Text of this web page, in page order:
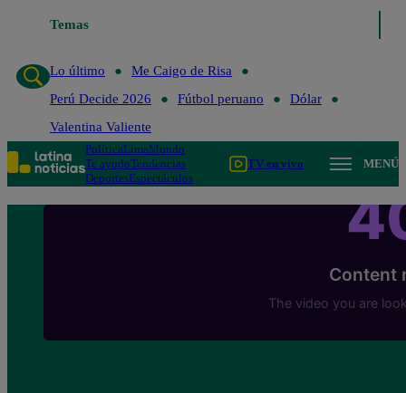
Temas
Lo último
Me Caigo de Risa
Perú Decide 2026
Fútbol peruano
Dólar
Valentina Valiente
PolíticaLimaMundo
Te ayudoTendencias
DeportesEspectáculos
TV en vivo MENÚ